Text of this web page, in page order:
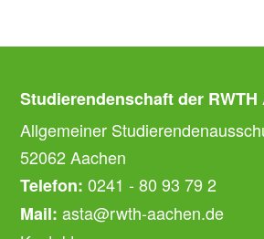
Studierendenschaft der RWTH
Allgemeiner
52062 Aachen
Telefon: 0241 - 80 93 79 2
Mail: asta@rwth-aachen.de